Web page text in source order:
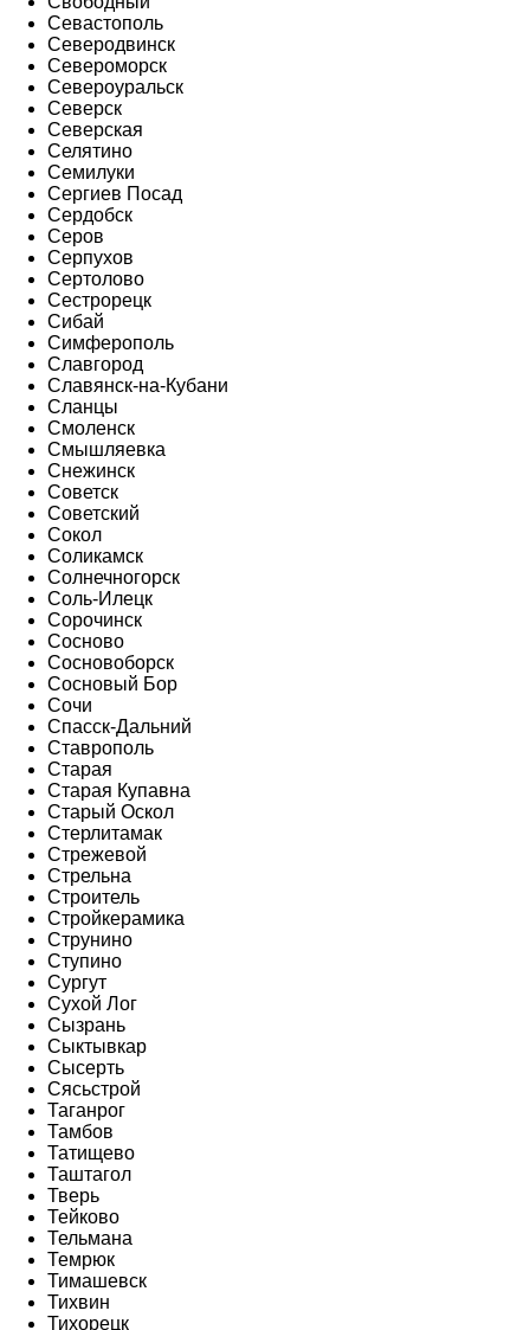
Севастополь
Северодвинск
Североморск
Североуральск
Северск
Северская
Селятино
Семилуки
Сергиев Посад
Сердобск
Серов
Серпухов
Сертолово
Сестрорецк
Сибай
Симферополь
Славгород
Славянск-на-Кубани
Сланцы
Смоленск
Смышляевка
Снежинск
Советск
Советский
Сокол
Соликамск
Солнечногорск
Соль-Илецк
Сорочинск
Сосново
Сосновоборск
Сосновый Бор
Сочи
Спасск-Дальний
Ставрополь
Старая
Старая Купавна
Старый Оскол
Стерлитамак
Стрежевой
Стрельна
Строитель
Стройкерамика
Струнино
Ступино
Сургут
Сухой Лог
Сызрань
Сыктывкар
Сысерть
Сясьстрой
Таганрог
Тамбов
Татищево
Таштагол
Тверь
Тейково
Тельмана
Темрюк
Тимашевск
Тихвин
Тихорецк